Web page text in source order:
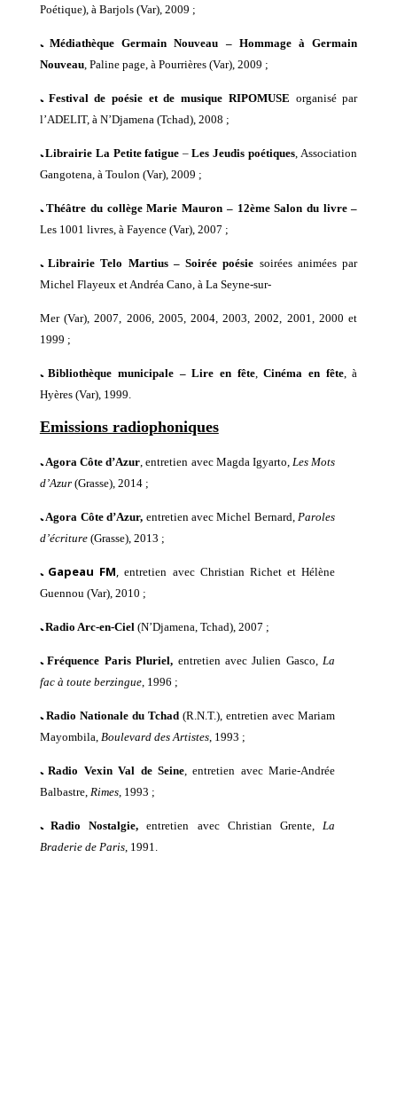
Poétique), à Barjols (Var), 2009 ;
ﹳ Médiathèque Germain Nouveau – Hommage à Germain
Nouveau, Paline page, à Pourrières (Var),2009 ;
ﹳ Festival de poésie et de musique RIPOMUSE organisé par
l’ADELIT, à N’Djamena (Tchad), 2008 ;
ﹳ Librairie La Petite fatigue –Les Jeudis poétiques, Association
Gangotena, àToulon (Var), 2009 ;
ﹳ Théâtre du collègeMarie Mauron – 12ème Salon du livre–
Les 1001 livres, àFayence (Var), 2007 ;
ﹳ Librairie Telo Martius – Soirée poésie soirées animées par
Michel Flayeux et Andréa Cano, àLa Seyne-sur-
Mer (Var), 2007, 2006, 2005, 2004, 2003, 2002, 2001, 2000et
1999 ;
ﹳ Bibliothèque municipale –Lire en fête,Cinéma en fête,à
Hyères (Var), 1999.
Emissions radiophoniques
ﹳ Agora Côte d’Azur, entretien avec Magda Igyarto,Les Mots
d’Azur(Grasse), 2014 ;
ﹳ Agora Côte d’Azur, entretien avec Michel Bernard,Paroles
d’écriture(Grasse), 2013 ;
ﹳ Gapeau FM,entretien avec Christian Richetet Hélène
Guennou(Var), 2010 ;
ﹳ Radio Arc-en-Ciel (N’Djamena, Tchad), 2007 ;
ﹳ Fréquence Paris Pluriel, entretien avec Julien Gasco,La
fac à toute berzingue, 1996 ;
ﹳ Radio Nationale du Tchad(R.N.T.), entretien avec Mariam
Mayombila, Boulevard des Artistes, 1993 ;
ﹳ Radio Vexin Val de Seine, entretien avec Marie-Andrée
Balbastre, Rimes, 1993 ;
ﹳ Radio Nostalgie, entretien avec Christian Grente,La
Braderie de Paris, 1991.